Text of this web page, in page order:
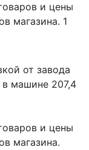
и цены
магазина. 1
от завода
машине 207,4
и цены
магазина.